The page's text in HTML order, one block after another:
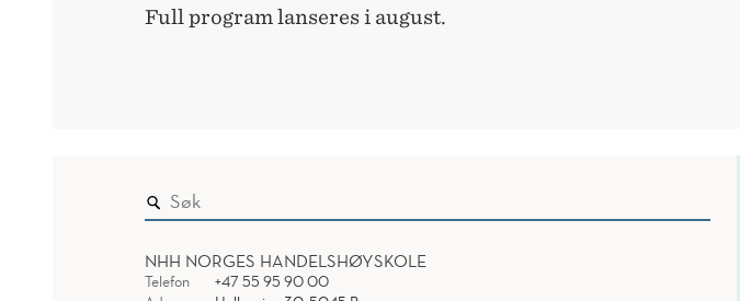
Full program lanseres i august.
NHH NORGES HANDELSHØYSKOLE
Telefon
+47 55 95 90 00